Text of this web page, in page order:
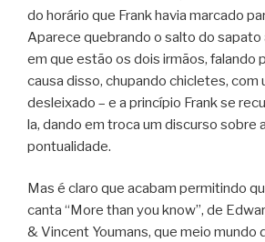
do horário que Frank havia marcado
Aparece quebrando o salto do sapato
em que estão os dois irmãos, falando
causa disso, chupando chicletes, com
desleixado – e a princípio Frank se
la, dando em troca um discurso sobre
pontualidade.
Mas é claro que acabam permitindo
canta “More than you know”, de
& Vincent Youmans, que meio mundo